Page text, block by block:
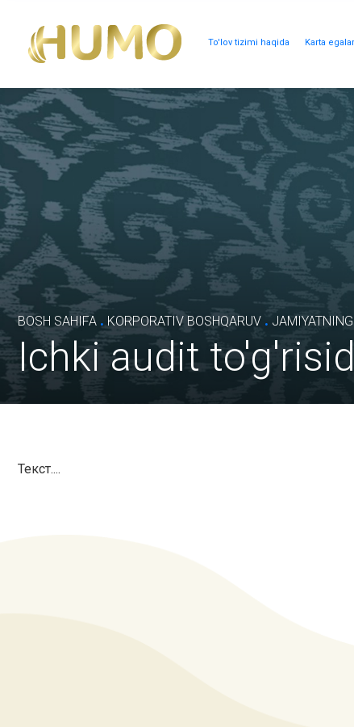
To'lov tizimi haqida Karta
BOSH SAHIFA . KORPORATIV BOSHQARUV .
Ichki audit
Текст....